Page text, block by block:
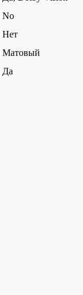
No
Нет
Матовый
Да